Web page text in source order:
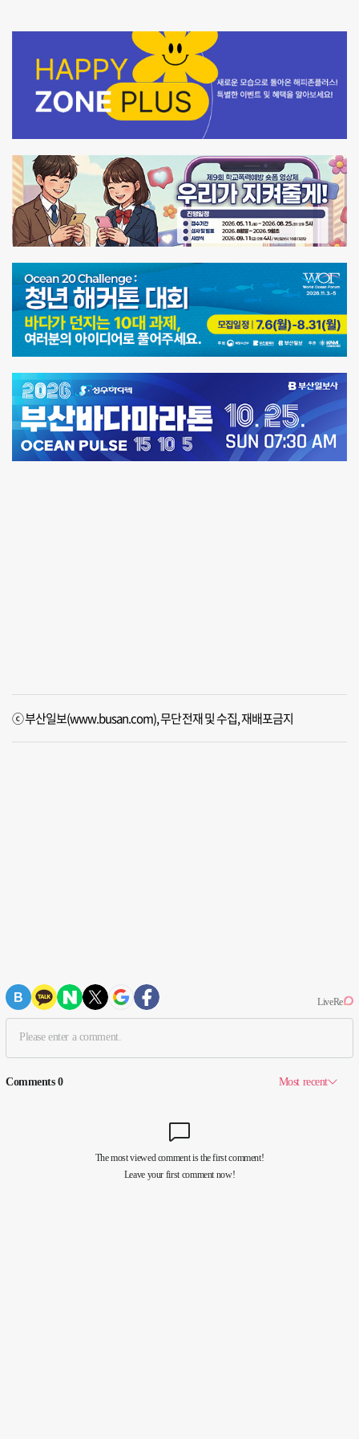
ⓒ 부산일보(www.busan.com), 무단전재 및 수집, 재배포금지